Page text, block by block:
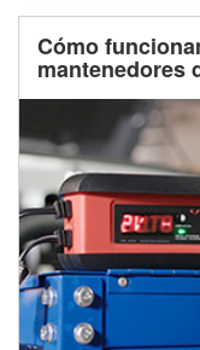
Cómo
mantenedores